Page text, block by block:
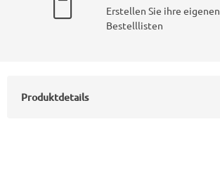
Erstellen Sie ihre eigenen
Bestelllisten
Produktdetails